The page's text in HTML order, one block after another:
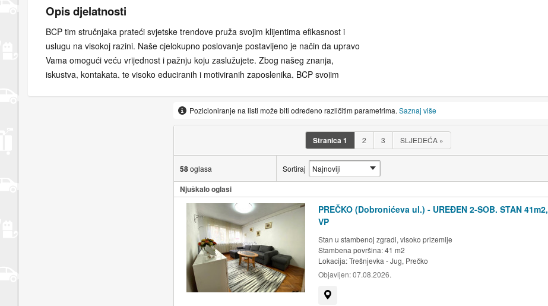
Opis djelatnosti
BCP tim stručnjaka prateći svjetske trendove pruža svojim klijentima efikasnost i
uslugu na visokoj razini. Naše cjelokupno poslovanje postavljeno je način da upravo
Vama omogući veću vrijednost i pažnju koju zaslužujete. Zbog našeg znanja,
iskustva, kontakata, te visoko educiranih i motiviranih zaposlenika, BCP svojim
pružamo. Misija BCP teži k tome da se kupoprodaja Vaše nekretnine u Hrvatskoj ili
inozemstvu što je moguće više pojednostavni, te vas u potpunosti oslobodi pratećeg
stresa koji je neminovno vezan uz taj proces pružajući visokokvalitetnu uslugu i
Pozicioniranje na listi može biti određeno različitim parametrima.Saznaj više
Stranica1 2 3 SLJEDEĆA »
58oglasa Sortiraj
Njuškalo oglasi
PREČKO (Dobronićeva ul.) - UREĐEN 2-SOB. STAN 41m2,
VP
Stan u stambenoj zgradi, visoko prizemlje
Stambena površina: 41 m2
Lokacija:Trešnjevka - Jug, Prečko
Objavljen:07.08.2026.